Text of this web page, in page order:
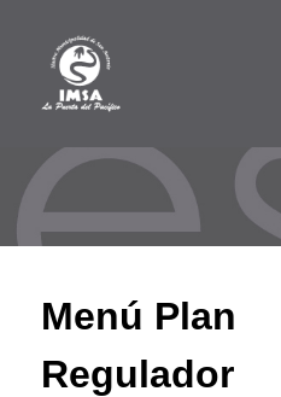
Menú Plan
Regulador